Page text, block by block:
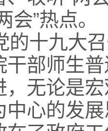
会”热点。
的十九大
干部师生
，无论是
中心的发